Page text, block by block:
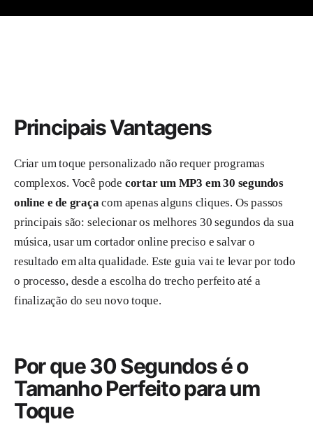
Principais Vantagens
Criar um toque personalizado não requer programas
complexos. Você pode cortar um MP3 em 30 segundos
online e de graça com apenas alguns cliques. Os passos
principais são: selecionar os melhores 30 segundos da sua
música, usar um cortador online preciso e salvar o
resultado em alta qualidade. Este guia vai te levar por todo
o processo, desde a escolha do trecho perfeito até a
finalização do seu novo toque.
Por que 30 Segundos é o
Tamanho Perfeito para um
Toque